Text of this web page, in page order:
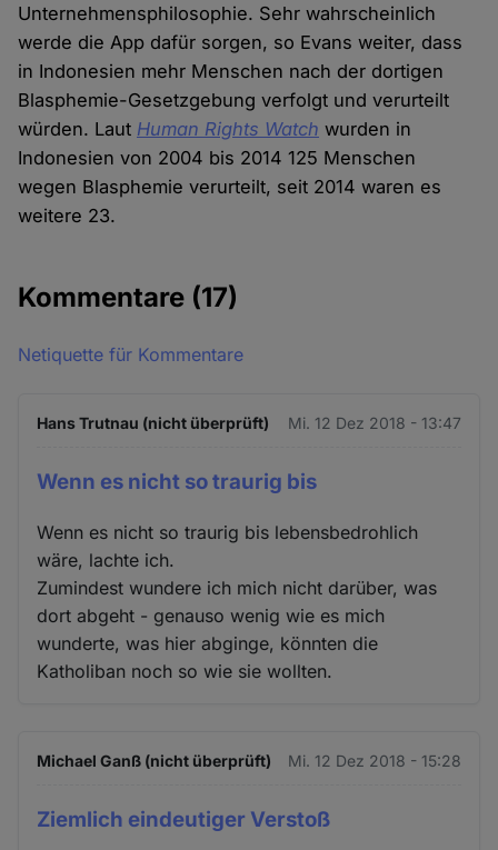
Unternehmensphilosophie. Sehr wahrscheinlich
werde die App dafür sorgen, so Evans weiter, dass
in Indonesien mehr Menschen nach der dortigen
Blasphemie-Gesetzgebung verfolgt und verurteilt
würden. Laut Human Rights Watch wurden in
Indonesien von 2004 bis 2014 125 Menschen
wegen Blasphemie verurteilt, seit 2014 waren es
weitere 23.
Kommentare (17)
Netiquette für Kommentare
Hans Trutnau (nicht überprüft) Mi. 12 Dez 2018 - 13:47
Wenn es nicht so traurig bis
Wenn es nicht so traurig bis lebensbedrohlich
wäre, lachte ich.
Zumindest wundere ich mich nicht darüber, was
dort abgeht - genauso wenig wie es mich
wunderte, was hier abginge, könnten die
Katholiban noch so wie sie wollten.
Michael Ganß (nicht überprüft) Mi. 12 Dez 2018 - 15:28
Ziemlich eindeutiger Verstoß